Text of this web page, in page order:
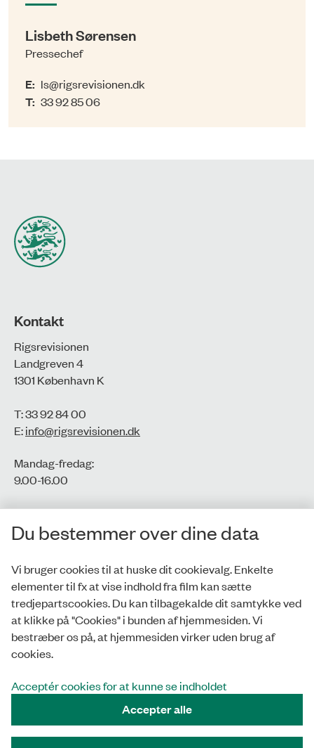
Lisbeth Sørensen
Pressechef
E: ls@rigsrevisionen.dk
T: 33 92 85 06
Kontakt
Rigsrevisionen
Landgreven 4
1301 København K
T: 33 92 84 00
E:info@rigsrevisionen.dk
Mandag-fredag:
9.00-16.00​
CVR-nr.: 77806113
EAN-nr.: 5798000016002
Privatlivspolitik
Whistleblowerordning
Tilgængelighedserklæring
Tilmeld nyhedsbrev
Du bestemmer over dine data
Vi bruger cookies til at huske dit cookievalg. Enkelte
elementer til fx at vise indhold fra film kan sætte
tredjepartscookies. Du kan tilbagekalde dit samtykke ved
at klikke på "Cookies" i bunden af hjemmesiden. Vi
bestræber os på, at hjemmesiden virker uden brug af
cookies.
Acceptér cookies for at kunne se indholdet
Accepter alle